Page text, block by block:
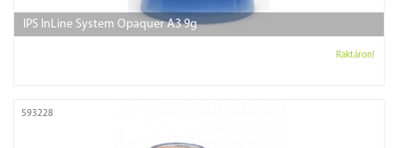
IPS InLine System Opaquer A3 9g
Raktáron!
593228